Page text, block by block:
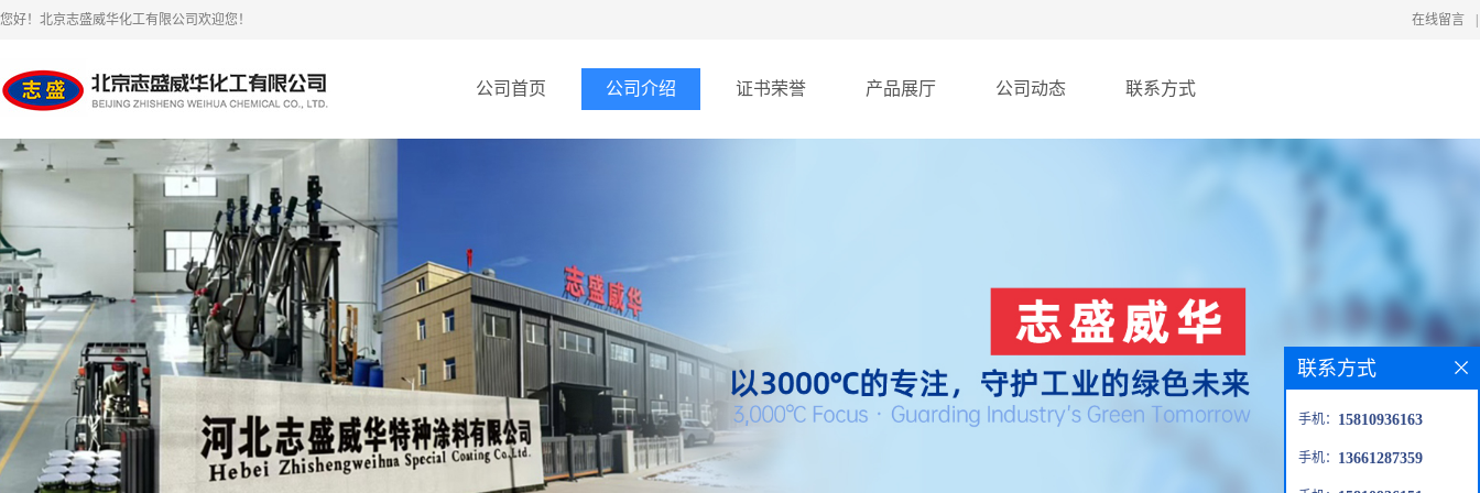
您好！北京志盛威华化工有限公司欢迎您！ 在线留言
公司首页 公司介绍 证书荣誉 产品展厅 公司动态 联系方式
联系方式
手机： 15810936163
手机： 13661287359